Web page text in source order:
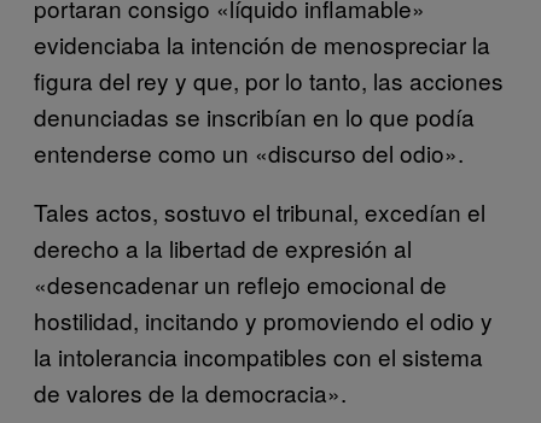
portaran consigo «líquido inflamable»
evidenciaba la intención de menospreciar la
figura del rey y que, por lo tanto, las acciones
denunciadas se inscribían en lo que podía
entenderse como un «discurso del odio».
Tales actos, sostuvo el tribunal, excedían el
derecho a la libertad de expresión al
«desencadenar un reflejo emocional de
hostilidad, incitando y promoviendo el odio y
la intolerancia incompatibles con el sistema
de valores de la democracia».